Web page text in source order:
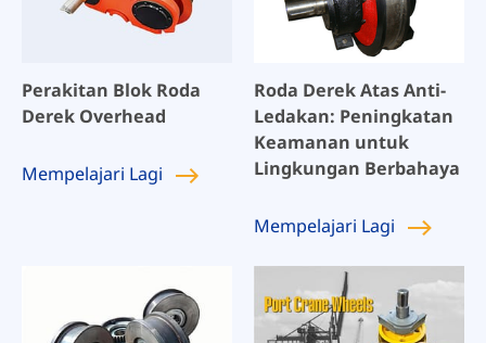
Perakitan Blok Roda
Derek Overhead
Mempelajari Lagi
Roda Derek Atas Anti-
Ledakan: Peningkatan
Keamanan untuk
Lingkungan Berbahaya
Mempelajari Lagi